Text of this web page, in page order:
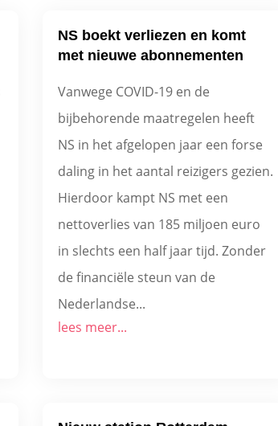
NS boekt verliezen en komt
met nieuwe abonnementen
Vanwege COVID-19 en de
bijbehorende maatregelen heeft
NS in het afgelopen jaar een forse
daling in het aantal reizigers gezien.
Hierdoor kampt NS met een
nettoverlies van 185 miljoen euro
in slechts een half jaar tijd. Zonder
de financiële steun van de
Nederlandse...
lees meer...